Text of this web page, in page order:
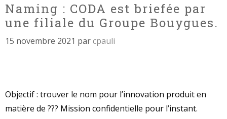
Naming : CODA est briefée par
une filiale du Groupe Bouygues.
15 novembre 2021 parcpauli
Objectif : trouver le nom pour l’innovation produit en
matière de ??? Mission confidentielle pour l’instant.